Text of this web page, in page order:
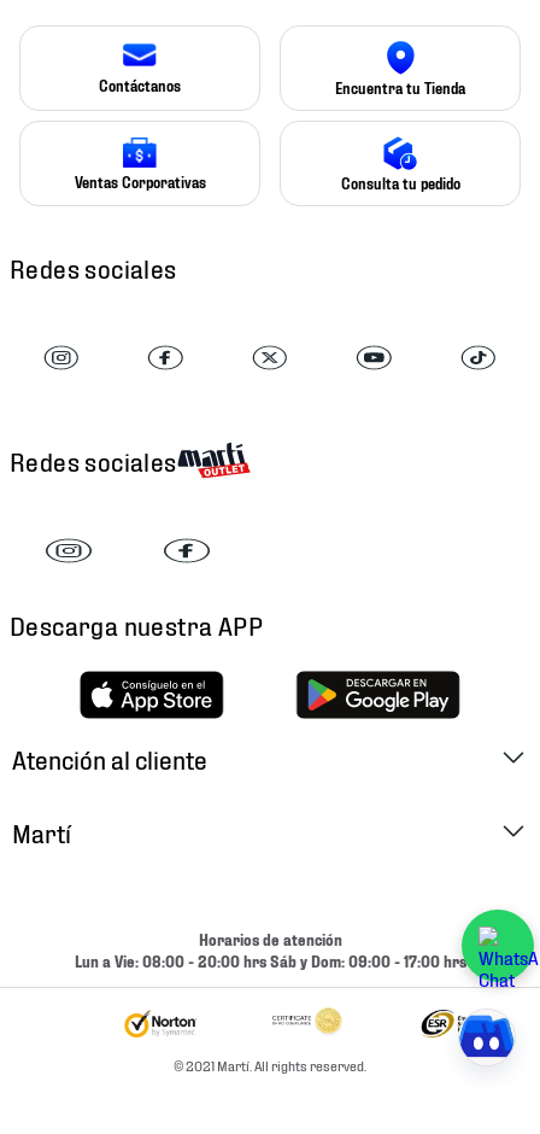
Contáctanos Encuentra tu Tienda
Ventas Corporativas Consulta tu pedido
Redes sociales
Redes sociales
Descarga nuestra APP
Atención al cliente
Cambios y Devoluciones
Condiciones de Entrega
Martí
Términos y Condiciones
Horarios de atención
Lun a Vie: 08:00 - 20:00 hrs Sáb y Dom: 09:00 - 17:00 hrs
© 2021 Martí. All rights reserved.